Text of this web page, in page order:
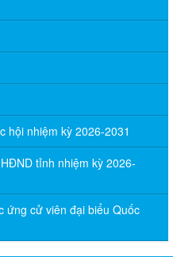
hội nhiệm kỳ 2026-2031
tỉnh nhiệm kỳ 2026-
ứng cử viên đại biểu Quốc